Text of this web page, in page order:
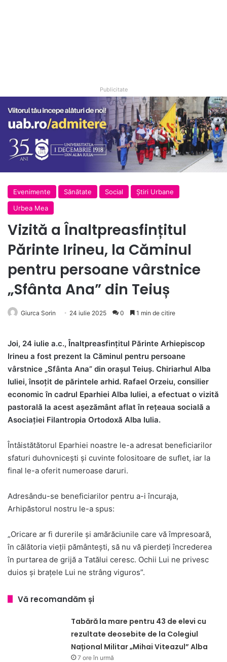
Publicitate
Evenimente Sănătate Social
Ştiri Urbane
Urbea Mea
Vizită a Înaltpreasfințitul
Părinte Irineu, la Căminul
pentru persoane vârstnice
„Sfânta Ana” din Teiuș
Giurca Sorin 24 iulie 2025 0 1 min de citire
Joi, 24 iulie a.c., Înaltpreasfințitul Părinte Arhiepiscop
Irineu a fost prezent la Căminul pentru persoane
vârstnice „Sfânta Ana” din orașul Teiuș. Chiriarhul Alba
Iuliei, însoțit de părintele arhid. Rafael Orzeiu, consilier
economic în cadrul Eparhiei Alba Iuliei, a efectuat o vizită
pastorală la acest așezământ aflat în rețeaua socială a
Asociației Filantropia Ortodoxă Alba Iulia.
Întâistătătorul Eparhiei noastre le-a adresat beneficiarilor
sfaturi duhovnicești și cuvinte folositoare de suflet, iar la
final le-a oferit numeroase daruri.
Adresându-se beneficiarilor pentru a-i încuraja,
Arhipăstorul nostru le-a spus:
„Oricare ar fi durerile și amărăciunile care vă împresoară,
în călătoria vieții pământești, să nu vă pierdeți încrederea
în purtarea de grijă a Tatălui ceresc. Ochii Lui ne privesc
duios și brațele Lui ne strâng viguros”.
Vă recomandăm și
Tabără la mare pentru 43 de elevi cu
rezultate deosebite de la Colegiul
Național Militar „Mihai Viteazul” Alba
7 ore în urmă